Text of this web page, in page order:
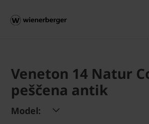
Veneton 14 Natur
peščena antik
Model: